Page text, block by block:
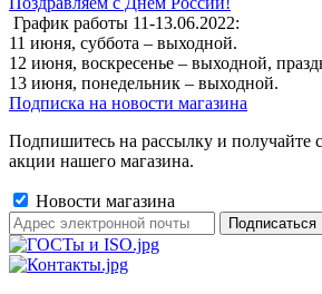
График работы 11-13.06.2022:
11 июня, суббота – выходной.
12 июня, воскресенье – выходной,
13 июня, понедельник – выходной.
Подписка на новости магазина
Подпишитесь на рассылку и получайте
акции нашего магазина.
Новости магазина